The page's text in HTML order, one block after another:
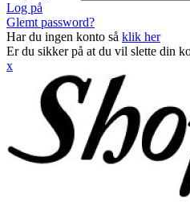
Log på
Glemt password?
Har du ingen konto så klik her
Er du sikker på at du vil slette din
x